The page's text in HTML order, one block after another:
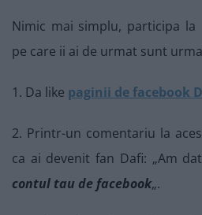
Nimic mai simplu, participa la
pe care ii ai de urmat sunt
1. Da like paginii de facebook
2. Printr-un comentariu la
ca ai devenit fan Dafi: „Am
contul tau de facebook„.